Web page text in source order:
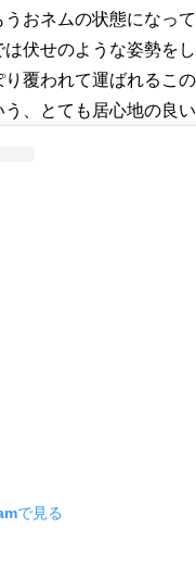
おネムの状態になっ
伏せのような姿勢を
覆われて運ばれるこ
、とても居心地の良
で見る